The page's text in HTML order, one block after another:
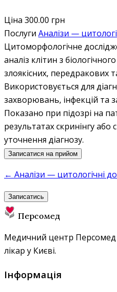
Ціна 300.00 грн
Послуги Аналізи —
Цитоморфологічне
аналіз клітин з
злоякісних, передракових
Використовується для
захворювань, інфекцій та
Показано при підозрі на
результатах скринінгу
уточнення діагнозу.
Записатися на прийом
← Аналізи — цитологічні
Записатись
Персомед
Медичний центр
лікар у Києві.
Інформація